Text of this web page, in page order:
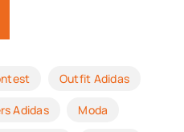
Outfit Adidas
Adidas Moda